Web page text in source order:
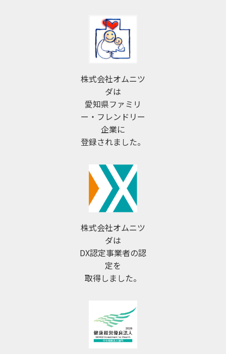
株式会社オムニツ
ダは
愛知県ファミリ
ー・フレンドリー
企業に
登録されました。
株式会社オムニツ
ダは
DX認定事業者の認
定を
取得しました。